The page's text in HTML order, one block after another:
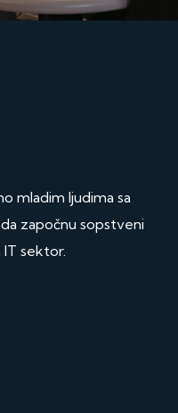
mladim ljudima sa
započnu sopstveni
sektor.